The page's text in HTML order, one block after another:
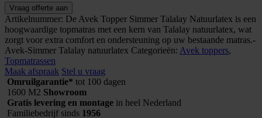
Avek
topmatras
Simmer
Talalay
natuurlatex
aantal
Vraag offerte aan
Artikelnummer: De Avek Topper Simmer Talalay Natuurlatex is een
hoogwaardige topmatras met een kern van Talalay natuurlatex, wat
zorgt voor extra comfort en ondersteuning op uw bestaande matras.-
Avek-Simmer Talalay natuurlatex Categorieën: Avek toppers,
Topmatrassen
Maak afspraak Stel u vraag
Omruilgarantie* tot 100 dagen
1600 M2 Showroom
Gratis levering en montage in heel Nederland
Familiebedrijf sinds 1956